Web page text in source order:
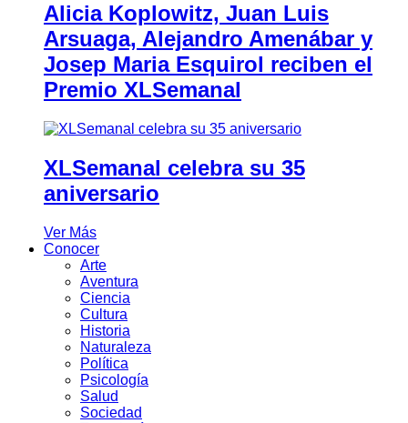
Alicia Koplowitz, Juan Luis
Arsuaga, Alejandro Amenábar y
Josep Maria Esquirol reciben el
Premio XLSemanal
XLSemanal celebra su 35
aniversario
Ver Más
Conocer
Arte
Aventura
Ciencia
Cultura
Historia
Naturaleza
Política
Psicología
Salud
Sociedad